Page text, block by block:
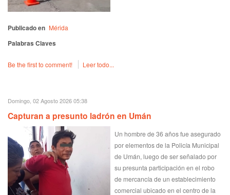
Publicado en Mérida
Palabras Claves
Be the first to comment! Leer todo...
Domingo, 02 Agosto 2026 05:38
Capturan a presunto ladrón en Umán
Un hombre de 36 años fue asegurado
por elementos de la Policía Municipal
de Umán, luego de ser señalado por
su presunta participación en el robo
de mercancía de un establecimiento
comercial ubicado en el centro de la